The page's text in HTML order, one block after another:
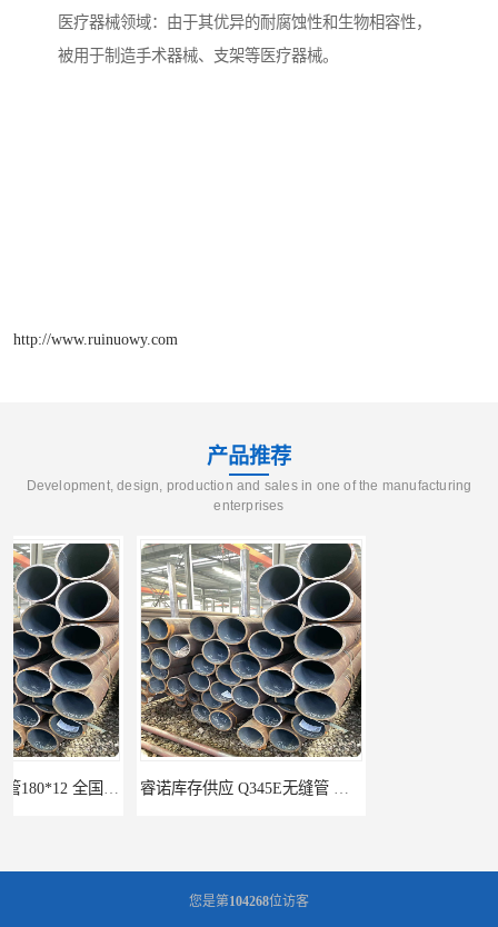
医疗器械领域：由于其优异的耐腐蚀性和生物相容性，
被用于制造手术器械、支架等医疗器械。
http://www.ruinuowy.com
产品推荐
Development, design, production and sales in one of the manufacturing
enterprises
睿诺库存供应 Q345E无缝管 优良材质 抗压性强高强度 耐高温
您是第104268位访客